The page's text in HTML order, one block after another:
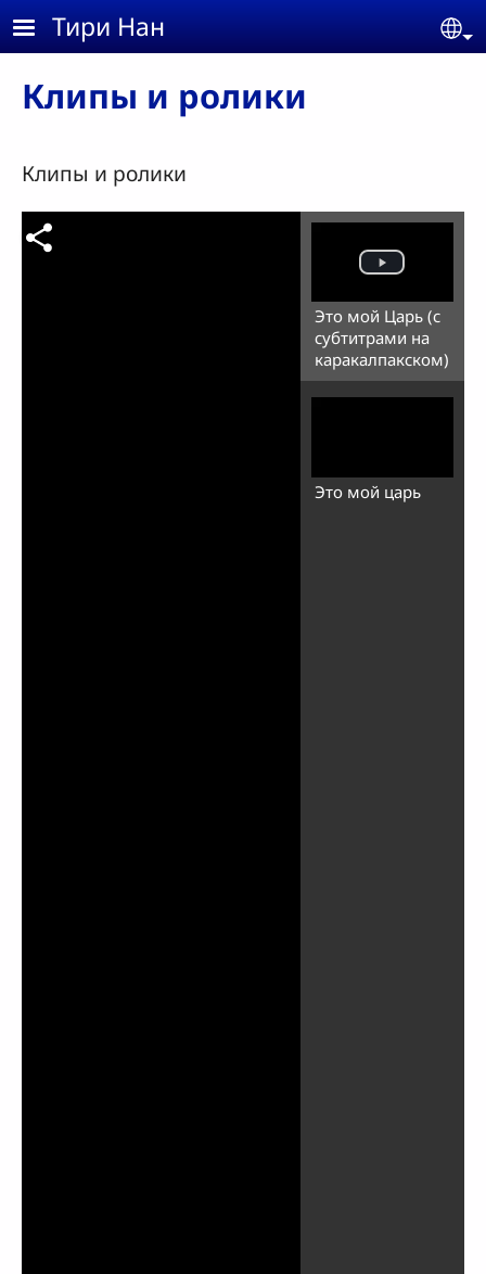
Skip to main content
Тири Нан
Клипы и ролики
Клипы и ролики
Это мой Царь (с
субтитрами на
каракалпакском)
Это мой царь